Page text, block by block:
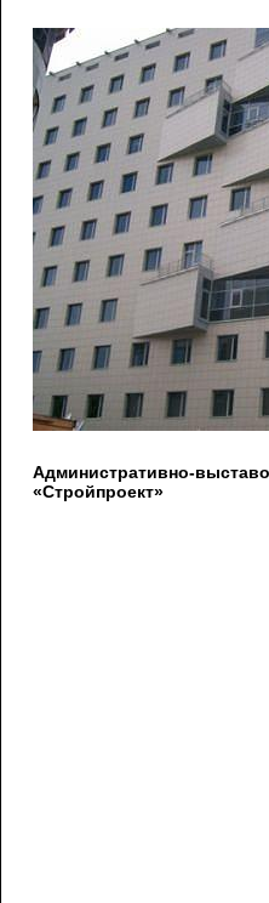
Административно-
«Стройпроект»